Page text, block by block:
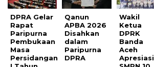
DPRA Gelar
Rapat
Paripurna
Pembukaan
Masa
Persidangan
Qanun
APBA 2026
Disahkan
dalam
Paripurna
DPRA
Wakil
Ketua
DPRK
Banda
Aceh
Apresiasi